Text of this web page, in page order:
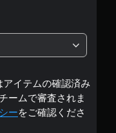
中
の
4
.
イテムの確認済み
ームで審査されま
ーをご確認くださ